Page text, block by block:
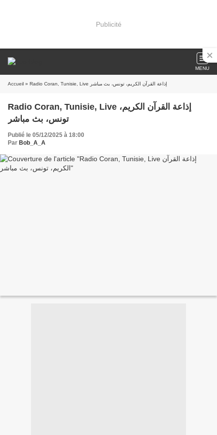
Publicité
MENU
Accueil » Radio Coran, Tunisie, Live إذاعة القرآن الكريم، تونس، بث مباشر
Radio Coran, Tunisie, Live إذاعة القرآن الكريم،
تونس، بث مباشر
Publié le 05/12/2025 à 18:00
Par Bob_A_A